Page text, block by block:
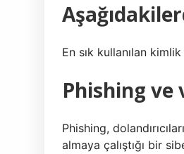
En sık kullanılan
Phishing ve
Phishing,
almaya çalıştığı bir